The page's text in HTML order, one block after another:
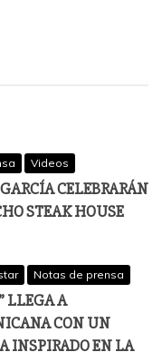
Videos
CELEBRARÁN
STEAK HOUSE
Notas de prensa
LLEGA A
CON UN
INSPIRADO EN LA